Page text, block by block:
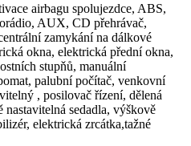
airbagu spolujezdce, ABS,
AUX, CD přehrávač,
zamykání na dálkové
okna, elektrická přední okna,
stupňů, manuální
palubní počítač, venkovní
, posilovač řízení, dělená
sedadla, výškově
elektrická zrcátka,tažné